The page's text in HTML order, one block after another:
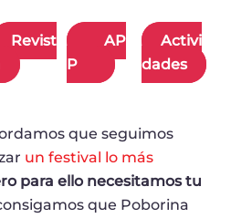
Revist
AP
P
Activi
dades
que seguimos
un festival lo más
para ello necesitamos tu
que Poborina